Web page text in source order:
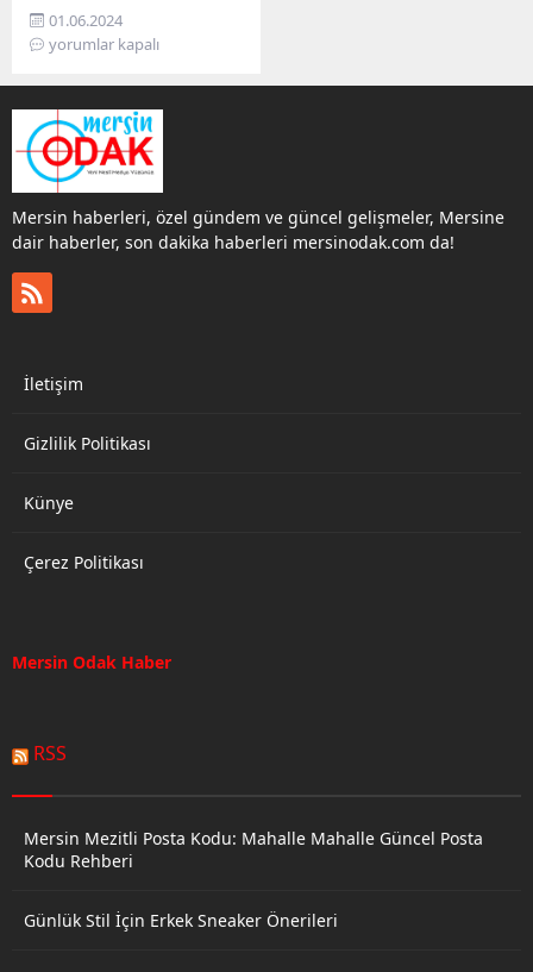
Orta Toroslar'da, Bolkar
Dağları üzerinde 3524 m
severler hem de macera
tutkunları için popüler bir
destinasyondur.
01.06.2024
yorumlar kapalı
Mersin haberleri, özel gündem ve güncel gelişmeler, Mersine
dair haberler, son dakika haberleri mersinodak.com da!
İletişim
Gizlilik Politikası
Künye
Çerez Politikası
Mersin Odak Haber
RSS
Mersin Mezitli Posta Kodu: Mahalle Mahalle Güncel Posta
Kodu Rehberi
Günlük Stil İçin Erkek Sneaker Önerileri